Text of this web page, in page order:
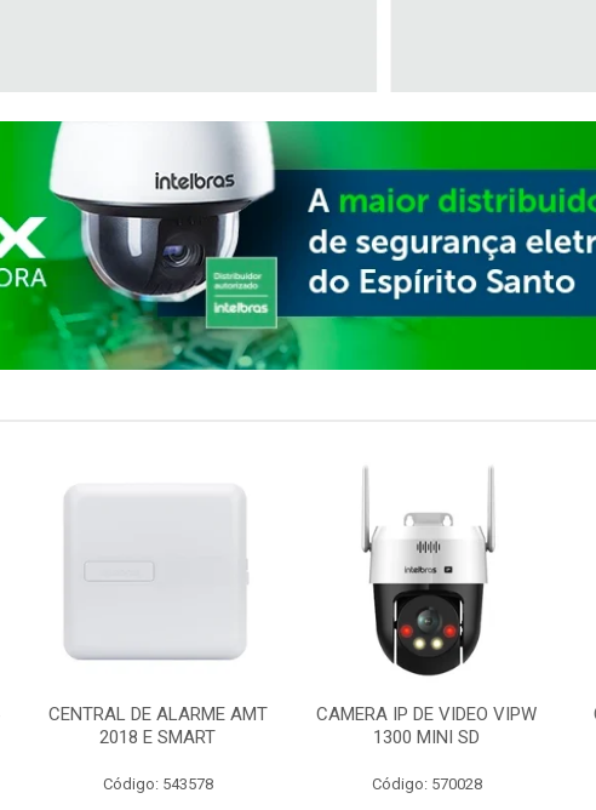
CENTRAL DE ALARME AMT
2018 E SMART
Código: 543578
CAMERA IP DE VIDEO VIPW
1300 MINI SD
Código: 570028